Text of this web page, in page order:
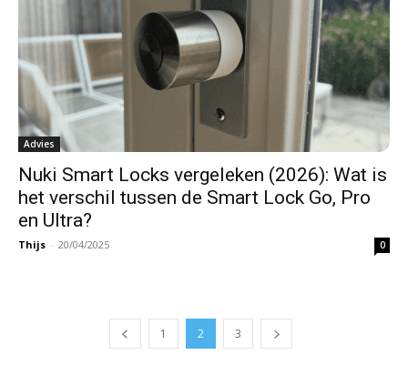
Advies
Nuki Smart Locks vergeleken (2026): Wat is
het verschil tussen de Smart Lock Go, Pro
en Ultra?
Thijs - 20/04/2025 0
1 2 3